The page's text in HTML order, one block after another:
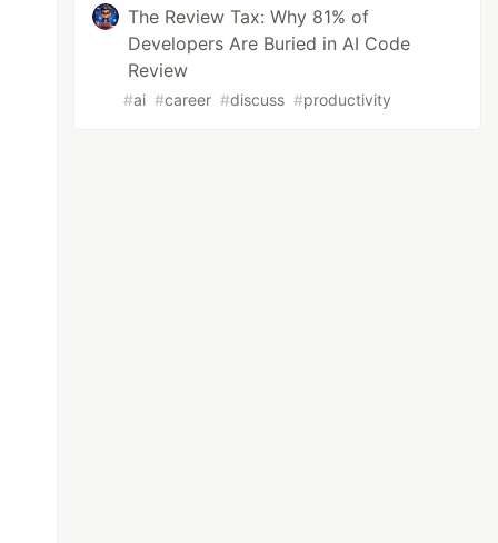
The Review Tax: Why 81% of
Developers Are Buried in AI Code
Review
#ai #career #discuss #productivity